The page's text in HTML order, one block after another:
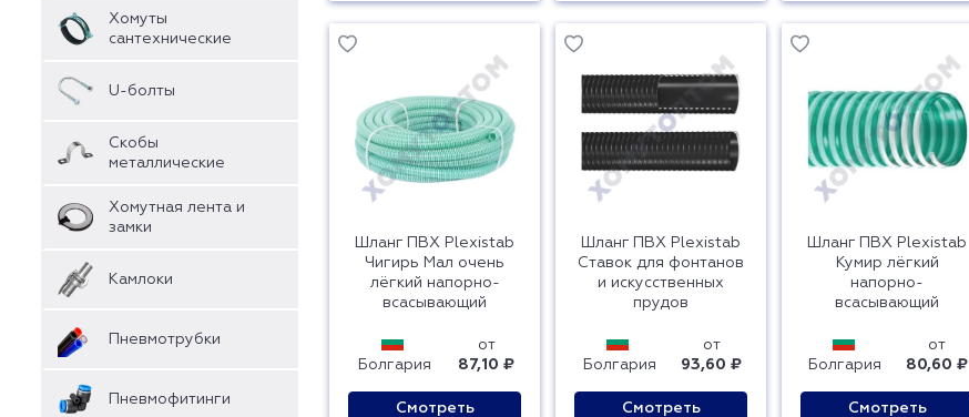
Хомуты
сантехнические
U-болты
Скобы
металлические
Хомутная лента и
замки
Камлоки
Пневмотрубки
Пневмофитинги
Шланг ПВХ Plexistab
Чигирь Мал очень
лёгкий напорно-
всасывающий
Болгария
от
87,10 ₽
Смотреть
Шланг ПВХ Plexistab
Ставок для фонтанов
и искусственных
прудов
Болгария
от
93,60 ₽
Смотреть
Шланг ПВХ Plexistab
Кумир лёгкий
напорно-
всасывающий
Болгария
от
80,60 ₽
Смотреть